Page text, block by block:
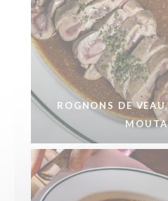
ROGNONS DE